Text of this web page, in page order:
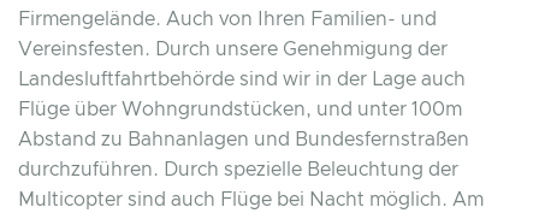
Firmengelände. Auch von Ihren Familien- und
Vereinsfesten. Durch unsere Genehmigung der
Landesluftfahrtbehörde sind wir in der Lage auch
Flüge über Wohngrundstücken, und unter 100m
Abstand zu Bahnanlagen und Bundesfernstraßen
durchzuführen. Durch spezielle Beleuchtung der
Multicopter sind auch Flüge bei Nacht möglich. Am